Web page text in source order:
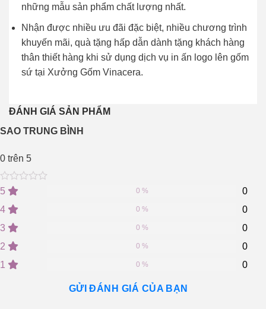
những mẫu sản phẩm chất lượng nhất.
Nhận được nhiều ưu đãi đặc biệt, nhiều chương trình
khuyến mãi, quà tặng hấp dẫn dành tặng khách hàng
thân thiết hàng khi sử dụng dịch vụ in ấn logo lên gốm
sứ tại Xưởng Gốm Vinacera.
ĐÁNH GIÁ SẢN PHẨM
SAO TRUNG BÌNH
0 trên 5
0
out
of
5
on
0
ratings
5 0
0 %
4 0
0 %
3 0
0 %
2 0
0 %
1 0
0 %
GỬI ĐÁNH GIÁ CỦA BẠN